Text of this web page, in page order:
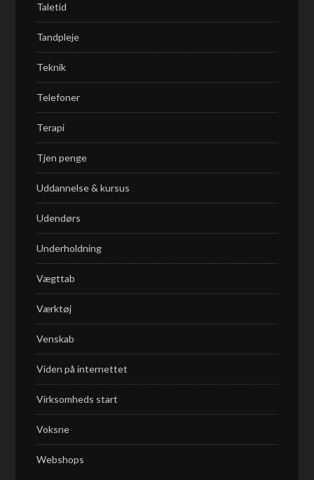
Taletid
Tandpleje
Teknik
Telefoner
Terapi
Tjen penge
Uddannelse & kursus
Udendørs
Underholdning
Vægttab
Værktøj
Venskab
Viden på internettet
Virksomheds start
Voksne
Webshops